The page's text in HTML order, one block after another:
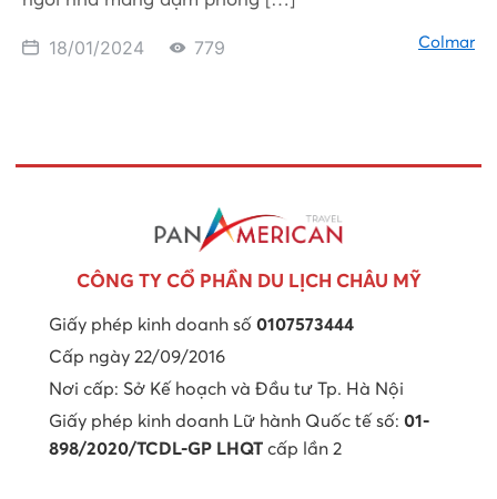
18/01/2024 779 Colmar
CÔNG TY CỔ PHẦN DU LỊCH CHÂU MỸ
Giấy phép kinh doanh số 0107573444
Cấp ngày 22/09/2016
Nơi cấp: Sở Kế hoạch và Đầu tư Tp. Hà Nội
Giấy phép kinh doanh Lữ hành Quốc tế số: 01-
898/2020/TCDL-GP LHQT cấp lần 2